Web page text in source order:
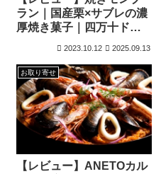
ラン｜国産栗×サブレの濃
厚焼き菓子｜四万十ドラ
2023.10.12 2025.09.13
お取り寄せ
【レビュー】ANETOカル